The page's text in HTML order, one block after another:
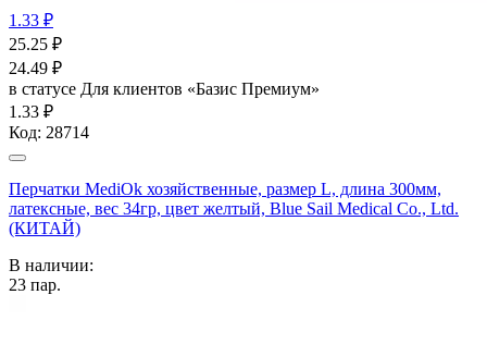
1.33 ₽
25.25 ₽
24.49 ₽
в статусе Для клиентов «Базис Премиум»
1.33 ₽
Код: 28714
Перчатки MediOk хозяйственные, размер L, длина 300мм,
латексные, вес 34гр, цвет желтый, Blue Sail Medical Co., Ltd.
(КИТАЙ)
В наличии:
23 пар.